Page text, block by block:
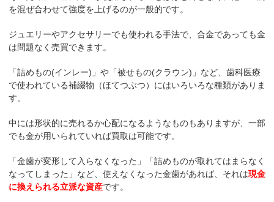
を混ぜ合わせて強度を上げるのが一般的です。
ジュエリーやアクセサリーでも使われる手法で、合金であっても金
は問題なく売買できます。
「詰めもの(インレー)」や「被せもの(クラウン)」など、歯科医療
で使われている補綴物（ほてつぶつ）にはいろいろな種類がありま
す。
中には形状的に売れるか心配になるようなものもありますが、一部
でも金が用いられていれば買取は可能です。
「金歯が変形して入らなくなった」「詰めものが取れてはまらなく
なってしまった」など、使えなくなった金歯があれば、それは現金
に換えられる立派な資産です。